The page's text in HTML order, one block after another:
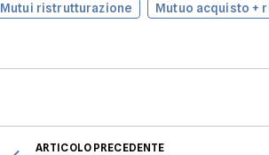
Mutui ristrutturazione
Mutuo acquisto +
ARTICOLO PRECEDENTE